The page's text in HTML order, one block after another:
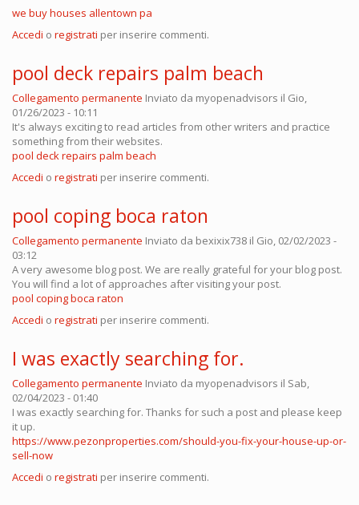
we buy houses allentown pa
Accedi o registrati per inserire commenti.
pool deck repairs palm beach
Collegamento permanente Inviato da myopenadvisors il Gio,
01/26/2023 - 10:11
It's always exciting to read articles from other writers and practice
something from their websites.
pool deck repairs palm beach
Accedi o registrati per inserire commenti.
pool coping boca raton
Collegamento permanente Inviato da bexixix738 il Gio, 02/02/2023 -
03:12
A very awesome blog post. We are really grateful for your blog post.
You will find a lot of approaches after visiting your post.
pool coping boca raton
Accedi o registrati per inserire commenti.
I was exactly searching for.
Collegamento permanente Inviato da myopenadvisors il Sab,
02/04/2023 - 01:40
I was exactly searching for. Thanks for such a post and please keep
it up.
https://www.pezonproperties.com/should-you-fix-your-house-up-or-
sell-now
Accedi o registrati per inserire commenti.